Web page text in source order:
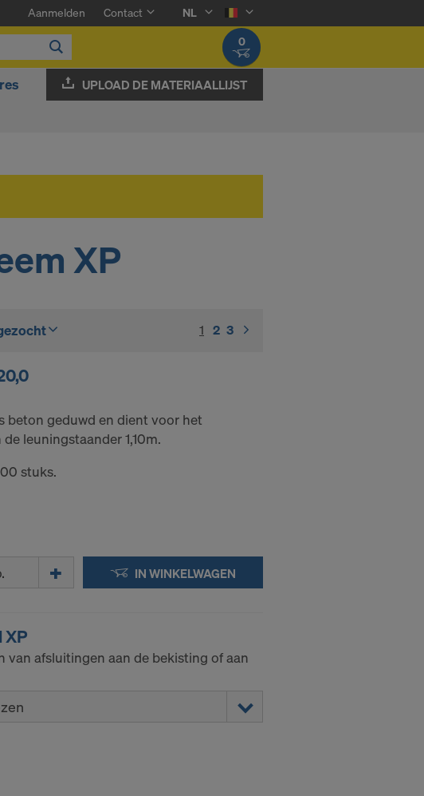
Aanmelden Contact
NL
0
UPLOAD DE MATERIAALLIJST
XP
1 (current)
2 3
beton geduwd en dient voor het
leuningstaander 1,10m.
stuks.
IN WINKELWAGEN
XP
van afsluitingen aan de bekisting of aan